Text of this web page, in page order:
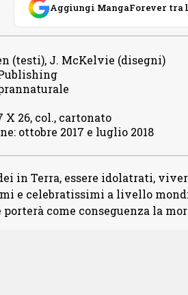
Aggiungi MangaForever tra
(testi), J. McKelvie (disegni)
X 26, col., cartonato
: ottobre 2017 e luglio 2018
in Terra, essere idolatrati,
e celebratissimi a livello
porterà come conseguenza la